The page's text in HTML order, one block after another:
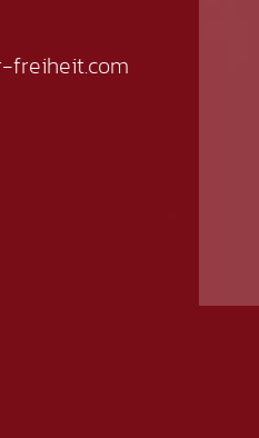
freiheit.com